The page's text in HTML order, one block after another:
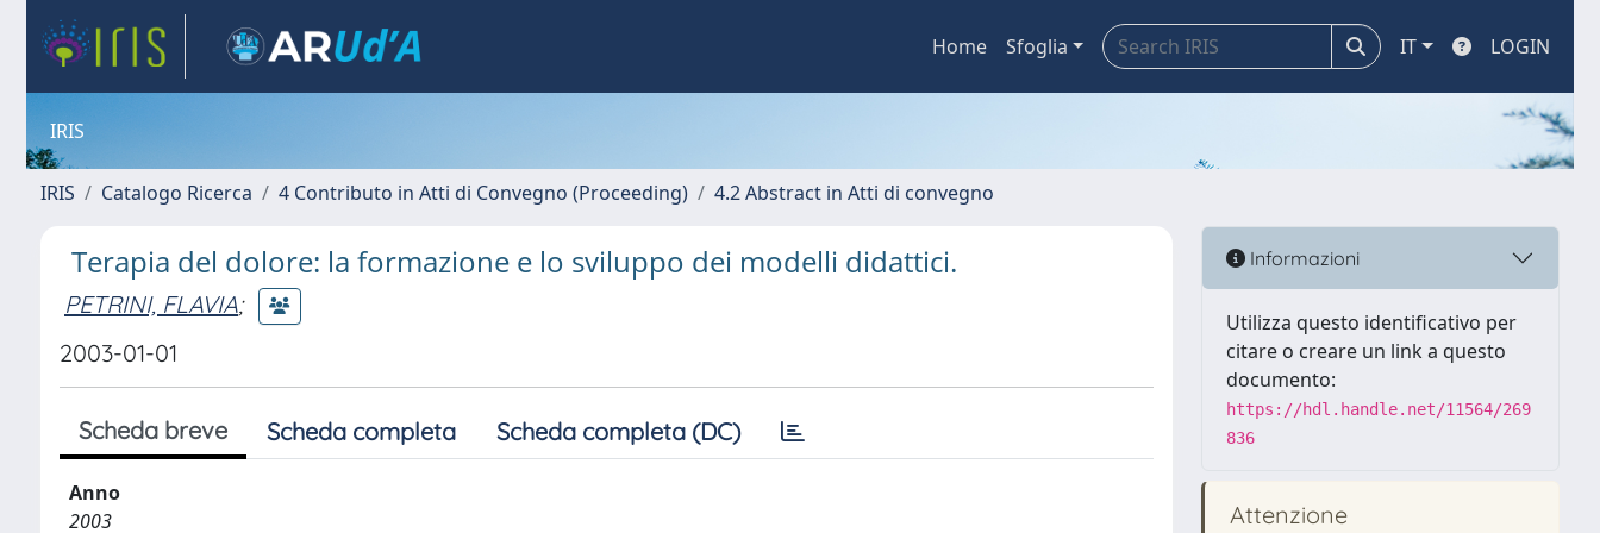
Home Sfoglia IT LOGIN
IRIS
IRIS Catalogo Ricerca 4 Contributo in Atti di Convegno (Proceeding) 4.2 Abstract in Atti di convegno
Terapia del dolore: la formazione e lo sviluppo dei modelli didattici.
PETRINI, FLAVIA;
2003-01-01
Scheda breve Scheda completa Scheda completa (DC)
Anno
2003
Informazioni
Utilizza questo identificativo per
citare o creare un link a questo
documento:
https://hdl.handle.net/11564/269
836
Attenzione